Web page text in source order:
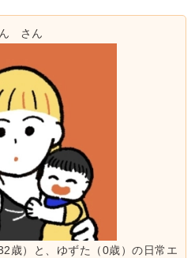
さん
歳）と、ゆずた（0歳）の日常エ